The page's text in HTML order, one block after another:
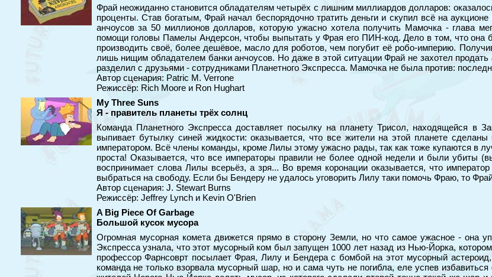
Фрай неожиданно становится обладателям четырёх с лишним миллиардов долларов:
проценты. Став богатым, Фрай начал беспорядочно тратить деньги и скупил всё на
анчоусов за 50 миллионов долларов, которую ужасно хотела получить Мамочка - глава
помощи головы Памелы Андерсон, чтобы выпытать у Фрая его ПИН-код. Дело в том, что она
производить своё, более дешёвое, масло для роботов, чем погубит её робо-империю.
лишь нищим обладателем банки анчоусов. Но даже в этой ситуации Фрай не захотел
разделил с друзьями - сотрудниками Планетного Экспресса. Мамочка не была против:
Автор сценария: Patric M. Verrone
Режиссёр: Rich Moore и Ron Hughart
My Three Suns
Я - правитель планеты трёх солнц
Команда Планетного Экспресса доставляет посылку на планету Трисол, находящейся в
выпивает бутылку синей жидкости: оказывается, что все жители на этой планете
императором. Всё члены команды, кроме Лилы этому ужасно рады, так как тоже купаются в
проста! Оказывается, что все императоры правили не более одной недели и были убиты
воспринимает слова Лилы всерьёз, а зря... Во время коронации оказывается, что
выбраться на свободу. Если бы Бендеру не удалось уговорить Лилу таки помочь Фраю, то
Автор сценария: J. Stewart Burns
Режиссёр: Jeffrey Lynch и Kevin O'Brien
A Big Piece Of Garbage
Большой кусок мусора
Огромная мусорная комета движется прямо в сторону Земли, но что самое ужасное - она
Экспресса узнала, что этот мусорный ком был запущен 1000 лет назад из Нью-Йорка,
профессор Фарнсоврт посылает Фрая, Лилу и Бендера с бомбой на этот мусорный
команда не только взорвала мусорный шар, но и сама чуть не погибла, еле успев